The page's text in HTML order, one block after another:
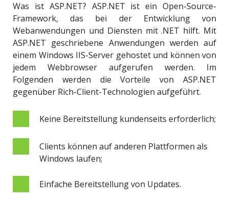
Was ist ASP.NET? ASP.NET ist ein Open-Source-
Framework, das bei der Entwicklung von
Webanwendungen und Diensten mit .NET hilft. Mit
ASP.NET geschriebene Anwendungen werden auf
einem Windows IIS-Server gehostet und können von
jedem Webbrowser aufgerufen werden. Im
Folgenden werden die Vorteile von ASP.NET
gegenüber Rich-Client-Technologien aufgeführt.
Keine Bereitstellung kundenseits erforderlich;
Clients können auf anderen Plattformen als
Windows laufen;
Einfache Bereitstellung von Updates.